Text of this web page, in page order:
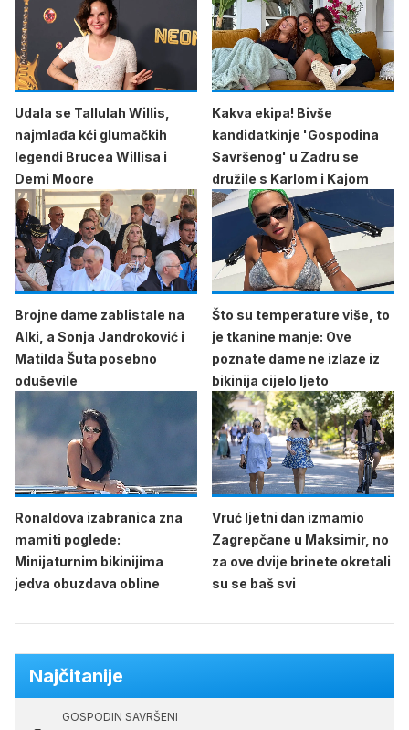
Udala se Tallulah Willis,
najmlađa kći glumačkih
legendi Brucea Willisa i
Demi Moore
Kakva ekipa! Bivše
kandidatkinje 'Gospodina
Savršenog' u Zadru se
družile s Karlom i Kajom
Brojne dame zablistale na
Alki, a Sonja Jandroković i
Matilda Šuta posebno
oduševile
Što su temperature više, to
je tkanine manje: Ove
poznate dame ne izlaze iz
bikinija cijelo ljeto
Ronaldova izabranica zna
mamiti poglede:
Minijaturnim bikinijima
jedva obuzdava obline
Vruć ljetni dan izmamio
Zagrepčane u Maksimir, no
za ove dvije brinete okretali
su se baš svi
Najčitanije
GOSPODIN SAVRŠENI